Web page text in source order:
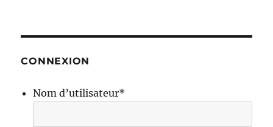
CONNEXION
Nom d’utilisateur*